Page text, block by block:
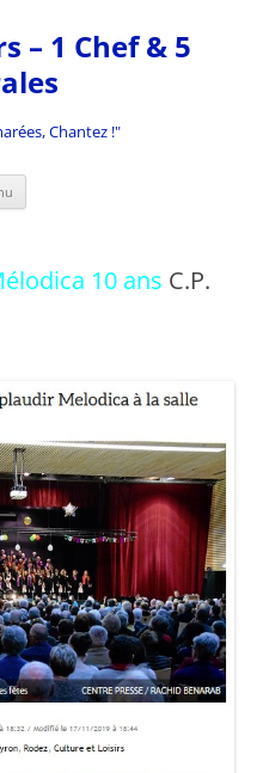
– 1 Chef & 5
Chantez !"
10 ans C.P.